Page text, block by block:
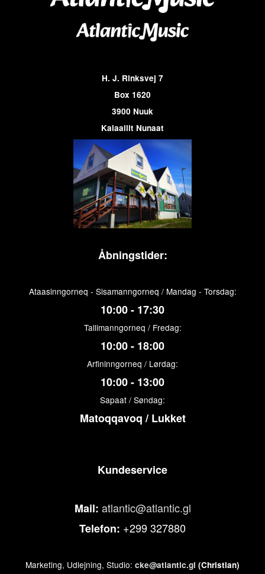
H. J. Rinksvej 7
Box 1620
3900 Nuuk
Kalaallit Nunaat
Åbningstider:
Ataasinngorneq - Sisamanngorneq / Mandag - Torsdag:
10:00 - 17:30
Tallimanngorneq / Fredag:
10:00 - 18:00
Arfininngorneq / Lørdag:
10:00 - 13:00
Sapaat / Søndag:
Matoqqavoq / Lukket
Kundeservice
Mail: atlantic@atlantic.gl
Telefon: +299 327880
Marketing, Udlejning, Studio: cke@atlantic.gl (Christian)